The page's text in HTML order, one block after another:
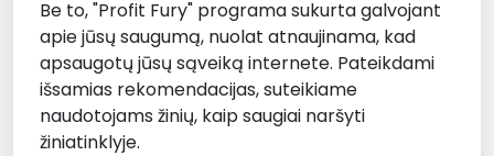
Be to, "Profit Fury" programa sukurta galvojant
apie jūsų saugumą, nuolat atnaujinama, kad
apsaugotų jūsų sąveiką internete. Pateikdami
išsamias rekomendacijas, suteikiame
naudotojams žinių, kaip saugiai naršyti
žiniatinklyje.